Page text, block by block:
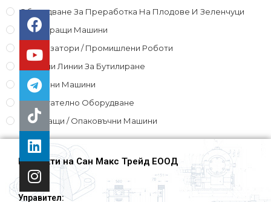
Оборудване За Преработка На Плодове И Зеленчуци
Пакетиращи Машини
Палетизатори / Промишлени Роботи
Поточни Линии За Бутилиране
Пълначни Машини
Спомагателно Оборудване
Фолиращи / Опаковъчни Машини
Контакти на Сан Макс Трейд ЕООД
Управител: